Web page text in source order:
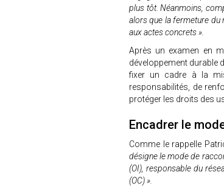
plus tôt. Néanmoins,
alors que la fermeture du
aux actes concrets ».
Après un examen en
développement durable
fixer un cadre à la
responsabilités, de
protéger les droits des
Encadrer le
Comme le rappelle
désigne le mode de
(OI), responsable du
(OC) ».